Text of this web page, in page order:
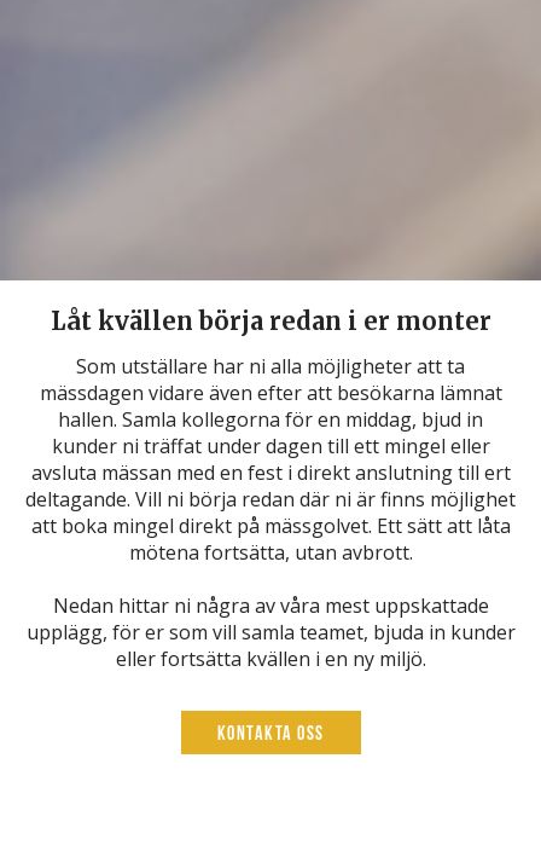
Låt kvällen börja redan i er monter
Som utställare har ni alla möjligheter att ta
mässdagen vidare även efter att besökarna lämnat
hallen. Samla kollegorna för en middag, bjud in
kunder ni träffat under dagen till ett mingel eller
avsluta mässan med en fest i direkt anslutning till ert
deltagande. Vill ni börja redan där ni är finns möjlighet
att boka mingel direkt på mässgolvet. Ett sätt att låta
mötena fortsätta, utan avbrott.
Nedan hittar ni några av våra mest uppskattade
upplägg, för er som vill samla teamet, bjuda in kunder
eller fortsätta kvällen i en ny miljö.
Kontakta oss